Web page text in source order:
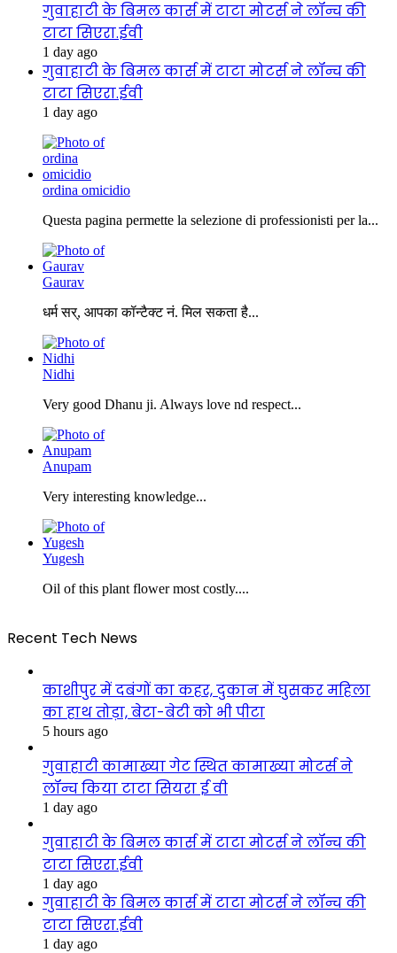
गुवाहाटी के बिमल कार्स में टाटा मोटर्स ने लॉन्च की
टाटा सिएरा.ईवी
1 day ago
गुवाहाटी के बिमल कार्स में टाटा मोटर्स ने लॉन्च की
टाटा सिएरा.ईवी
1 day ago
ordina omicidio
Questa pagina permette la selezione di professionisti per la...
Gaurav
धर्म सर्, आपका कॉन्टैक्ट नं. मिल सकता है...
Nidhi
Very good Dhanu ji. Always love nd respect...
Anupam
Very interesting knowledge...
Yugesh
Oil of this plant flower most costly....
Recent Tech News
काशीपुर में दबंगों का कहर, दुकान में घुसकर महिला
का हाथ तोड़ा, बेटा-बेटी को भी पीटा
5 hours ago
गुवाहाटी कामाख्या गेट स्थित कामाख्या मोटर्स ने
लॉन्च किया टाटा सियरा ई वी
1 day ago
गुवाहाटी के बिमल कार्स में टाटा मोटर्स ने लॉन्च की
टाटा सिएरा.ईवी
1 day ago
गुवाहाटी के बिमल कार्स में टाटा मोटर्स ने लॉन्च की
टाटा सिएरा.ईवी
1 day ago